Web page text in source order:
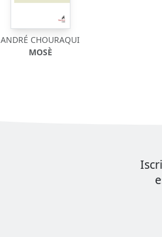
ANDRÉ CHOURAQUI
MOSÈ